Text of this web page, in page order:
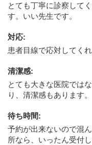
とても丁寧に診察して
す。いい先生です。
対応:
患者目線で応対してくれ
清潔感:
とても大きな医院では
り、清潔感もあります。
待ち時間:
予約が出来ないので混
所なら、いったん受付